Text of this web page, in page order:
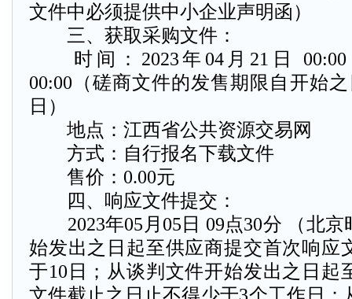
文件中必须提供中小企业声明函）
三、获取采购文件：
时间：2023年04月21日 00:00
00:00（磋商文件的发售期限自开始
日）
地点：江西省公共资源交易网
方式：自行报名下载文件
售价：0.00元
四、响应文件提交：
2023年05月05日 09点30分 （北京
始发出之日起至供应商提交首次响应
于10日；从谈判文件开始发出之日起